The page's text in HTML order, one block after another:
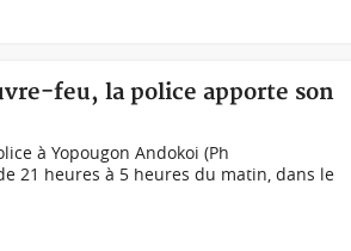
feu, la police apporte son
à Yopougon Andokoi (Ph
21 heures à 5 heures du matin, dans le